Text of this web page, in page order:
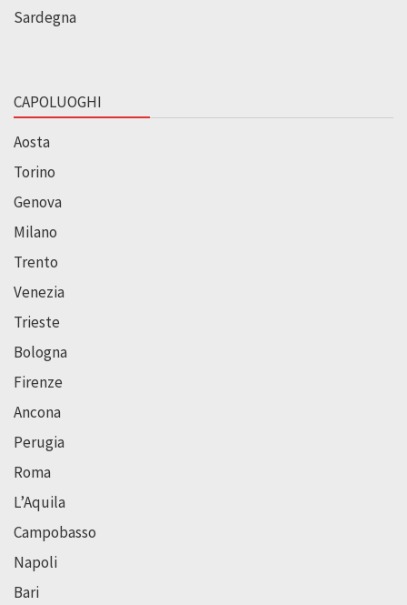
Sardegna
CAPOLUOGHI
Aosta
Torino
Genova
Milano
Trento
Venezia
Trieste
Bologna
Firenze
Ancona
Perugia
Roma
L’Aquila
Campobasso
Napoli
Bari